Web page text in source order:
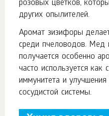
розовых цветков,
других опылителей.
Аромат зизифоры
среди пчеловодов. Мед
получается особенно
часто используется как
иммунитета и
сосудистой системы.